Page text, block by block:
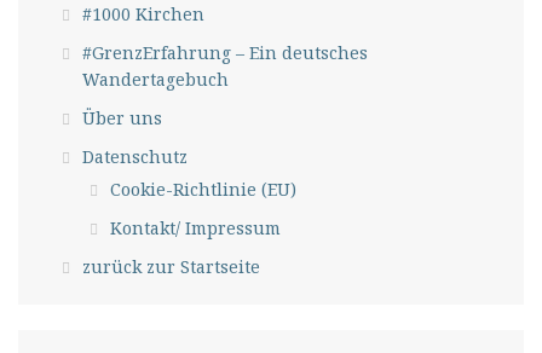
#1000 Kirchen
#GrenzErfahrung – Ein deutsches
Wandertagebuch
Über uns
Datenschutz
Cookie-Richtlinie (EU)
Kontakt/ Impressum
zurück zur Startseite